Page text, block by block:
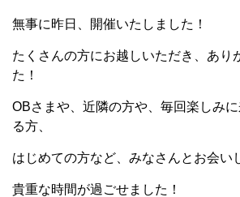
無事に昨日、開催いたしました！
たくさんの方にお越しいただき、あり
た！
OBさまや、近隣の方や、毎回楽しみ
る方、
はじめての方など、みなさんとお会い
貴重な時間が過ごせました！